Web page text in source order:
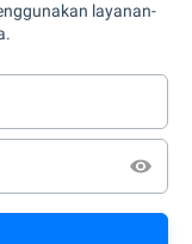
layanan-